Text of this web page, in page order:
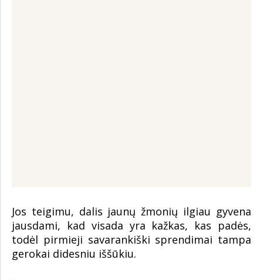
Jos teigimu, dalis jaunų žmonių ilgiau gyvena
jausdami, kad visada yra kažkas, kas padės,
todėl pirmieji savarankiški sprendimai tampa
gerokai didesniu iššūkiu.